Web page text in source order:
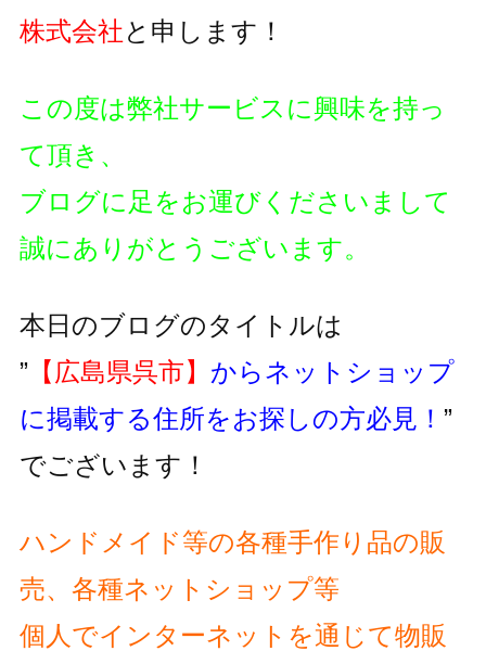
株式会社と申します！
この度は弊社サービスに興味を持っ
て頂き、
ブログに足をお運びくださいまして
誠にありがとうございます。
本日のブログのタイトルは
”【広島県呉市】 からネットショップ
に掲載する住所をお探しの方必見！ ”
でございます！
ハンドメイド等の各種手作り品の販
売、各種ネットショップ等
個人でインターネットを通じて物販